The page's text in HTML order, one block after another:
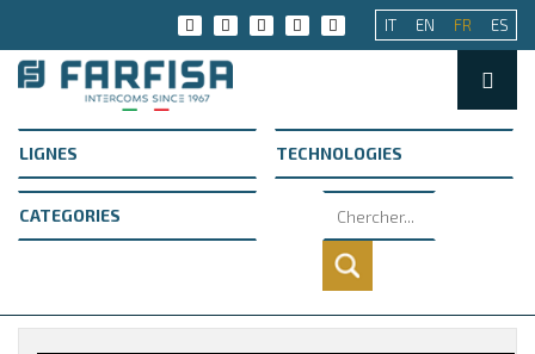
IT EN FR ES